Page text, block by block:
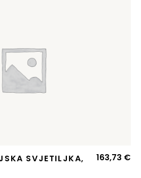
SVJETILJKA,
163,73 €